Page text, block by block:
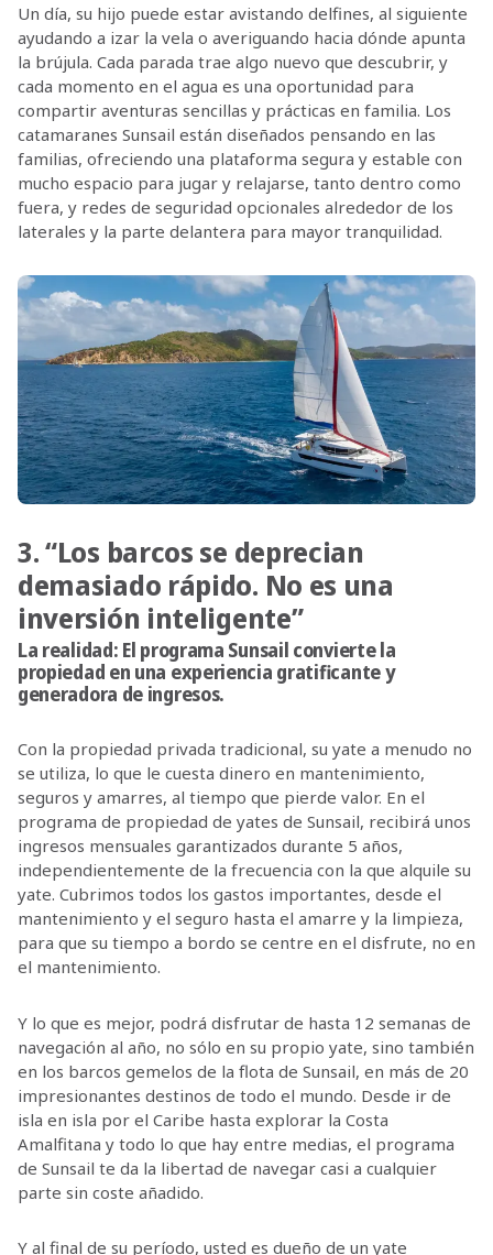
Un día, su hijo puede estar avistando delfines, al siguiente
ayudando a izar la vela o averiguando hacia dónde apunta
la brújula. Cada parada trae algo nuevo que descubrir, y
cada momento en el agua es una oportunidad para
compartir aventuras sencillas y prácticas en familia. Los
catamaranes Sunsail están diseñados pensando en las
familias, ofreciendo una plataforma segura y estable con
mucho espacio para jugar y relajarse, tanto dentro como
fuera, y redes de seguridad opcionales alrededor de los
laterales y la parte delantera para mayor tranquilidad.
3. “Los barcos se deprecian
demasiado rápido. No es una
inversión inteligente”
La realidad: El programa Sunsail convierte la
propiedad en una experiencia gratificante y
generadora de ingresos.
Con la propiedad privada tradicional, su yate a menudo no
se utiliza, lo que le cuesta dinero en mantenimiento,
seguros y amarres, al tiempo que pierde valor. En el
programa de propiedad de yates de Sunsail, recibirá unos
ingresos mensuales garantizados durante 5 años,
independientemente de la frecuencia con la que alquile su
yate. Cubrimos todos los gastos importantes, desde el
mantenimiento y el seguro hasta el amarre y la limpieza,
para que su tiempo a bordo se centre en el disfrute, no en
el mantenimiento.
Y lo que es mejor, podrá disfrutar de hasta 12 semanas de
navegación al año, no sólo en su propio yate, sino también
en los barcos gemelos de la flota de Sunsail, en más de 20
impresionantes destinos de todo el mundo. Desde ir de
isla en isla por el Caribe hasta explorar la Costa
Amalfitana y todo lo que hay entre medias, el programa
de Sunsail te da la libertad de navegar casi a cualquier
parte sin coste añadido.
Y al final de su período, usted es dueño de un yate